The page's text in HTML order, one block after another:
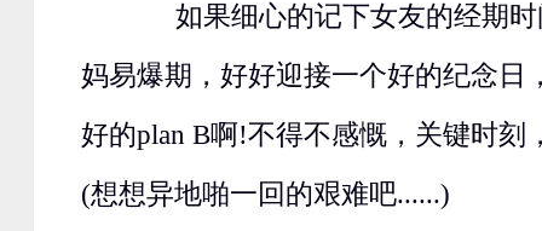
如果细心的记下女友的经期时
妈易爆期，好好迎接一个好的纪念日
好的plan B啊!不得不感慨，关键时刻
(想想异地啪一回的艰难吧......)